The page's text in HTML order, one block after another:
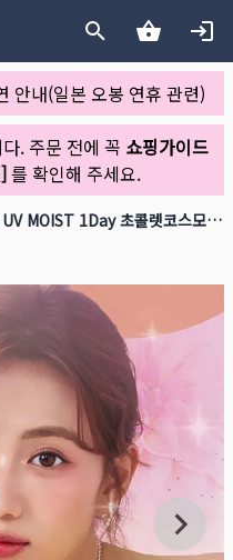
안내(일본 오봉 연휴 관련)
. 주문 전에 꼭 쇼핑가이드
를 확인해 주세요.
Diya 다이아 Bloom UV MOIST 1Day 초콜렛코스모스(1박스 10개들이)